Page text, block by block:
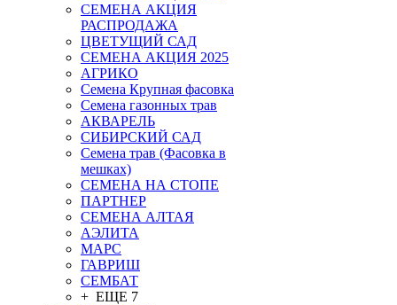
СЕМЕНА АКЦИЯ
РАСПРОДАЖА
ЦВЕТУЩИЙ САД
СЕМЕНА АКЦИЯ 2025
АГРИКО
Семена Крупная фасовка
Семена газонных трав
АКВАРЕЛЬ
СИБИРСКИЙ САД
Семена трав (Фасовка в
мешках)
СЕМЕНА НА СТОПЕ
ПАРТНЕР
СЕМЕНА АЛТАЯ
АЭЛИТА
МАРС
ГАВРИШ
СЕМБАТ
+ ЕЩЕ 7